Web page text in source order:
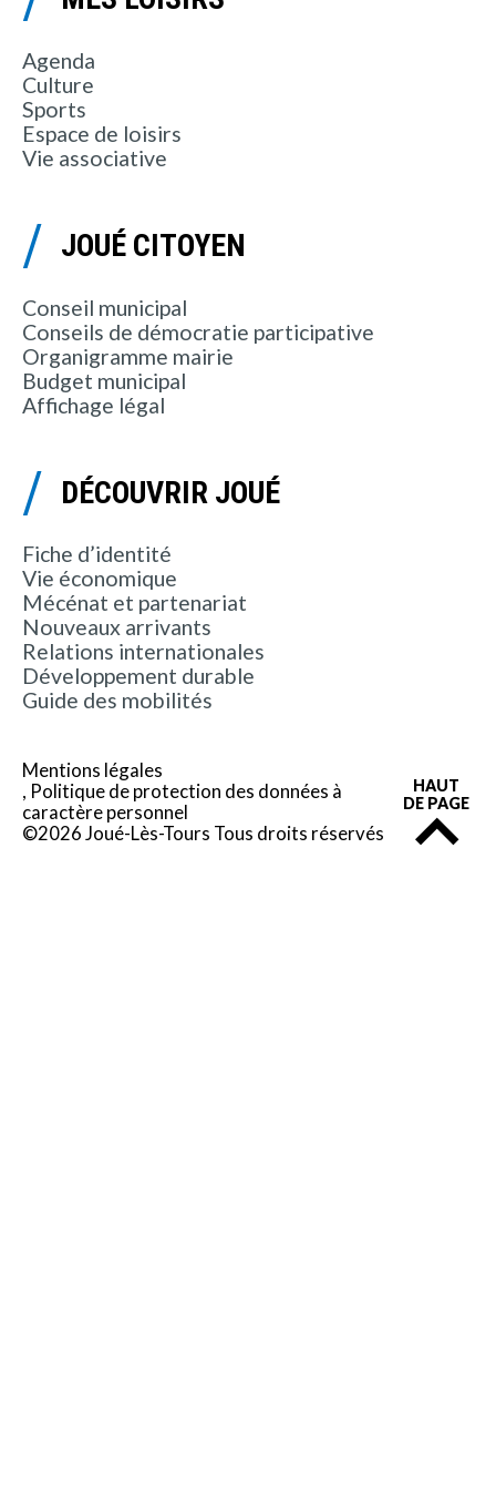
Agenda
Culture
Sports
Espace de loisirs
Vie associative
JOUÉ CITOYEN
Conseil municipal
Conseils de démocratie participative
Organigramme mairie
Budget municipal
Affichage légal
DÉCOUVRIR JOUÉ
Fiche d’identité
Vie économique
Mécénat et partenariat
Nouveaux arrivants
Relations internationales
Développement durable
Guide des mobilités
Mentions légales
Politique de protection des données à
caractère personnel
©2026 Joué-Lès-Tours Tous droits réservés
HAUT
DE PAGE